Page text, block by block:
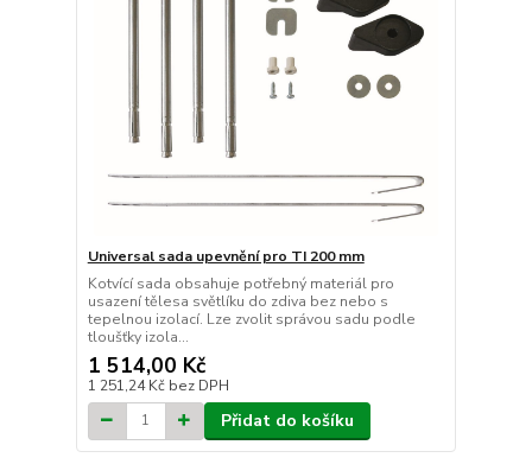
Universal sada upevnění pro TI 200 mm
Kotvící sada obsahuje potřebný materiál pro
usazení tělesa světlíku do zdiva bez nebo s
tepelnou izolací. Lze zvolit správou sadu podle
tloušťky izola...
1 514,00 Kč
1 251,24 Kč bez DPH
Přidat do košíku